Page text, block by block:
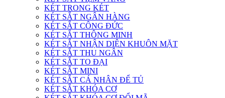
KÉT TRONG KÉT
KÉT SẮT NGÂN HÀNG
KÉT SẮT CÔNG ĐỨC
KÉT SẮT THÔNG MINH
KÉT SẮT NHẬN DIỆN KHUÔN MẶT
KÉT SẮT THU NGÂN
KÉT SẮT TO ĐẠI
KÉT SẮT MINI
KÉT SẮT CÁ NHÂN ĐỂ TỦ
KÉT SẮT KHÓA CƠ